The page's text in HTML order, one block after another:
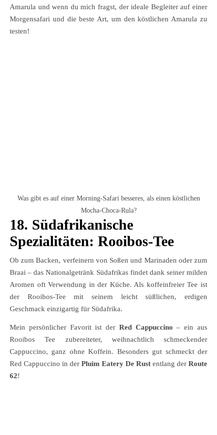
Amarula und wenn du mich fragst, der ideale Begleiter auf einer
Morgensafari und die beste Art, um den köstlichen Amarula zu
testen!
Was gibt es auf einer Morning-Safari besseres, als einen köstlichen
Mocha-Choca-Rula?
18. Südafrikanische
Spezialitäten: Rooibos-Tee
Ob zum Backen, verfeinern von Soßen und Marinaden oder zum
Braai – das Nationalgetränk Südafrikas findet dank seiner milden
Aromen oft Verwendung in der Küche. Als koffeinfreier Tee ist
der Rooibos-Tee mit seinem leicht süßlichen, erdigen
Geschmack einzigartig für Südafrika.
Mein persönlicher Favorit ist der Red Cappuccino – ein aus
Rooibos Tee zubereiteter, weihnachtlich schmeckender
Cappuccino, ganz ohne Koffein. Besonders gut schmeckt der
Red Cappuccino in der Pluim Eatery De Rust entlang der Route
62!